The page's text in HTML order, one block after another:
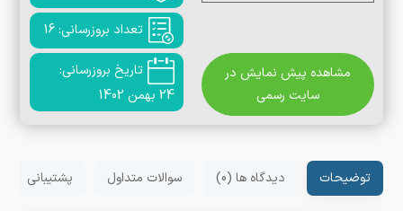
مشاهده پیش نمایش در
سایت رسمی
تعداد بروزرسانی: 16
تاریخ بروزرسانی:
24 بهمن 1402
توضیحات دیدگاه ها (0) سوالات متداول پشتیبانی